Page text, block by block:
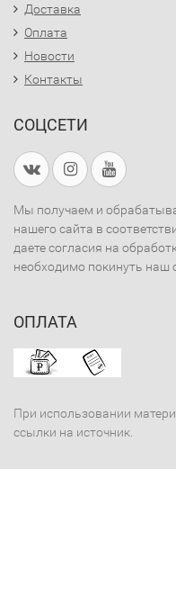
Доставка
Оплата
Новости
Контакты
СОЦСЕТИ
Мы получаем и
нашего сайта в
даете согласия на
необходимо покинуть наш
ОПЛАТА
При использовании
ссылки на источник.